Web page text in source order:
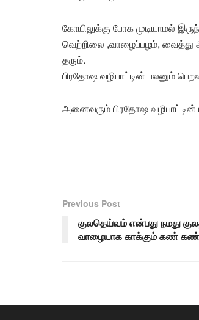
கோயிலுக்கு போக முடியாமல்
வெற்றிலை ,வாழைப்பழம், வைத்து
தரும்.
பிரதோஷ வழிபாட்டின் பலனும்
அனைவரும் பிரதோஷ
Previous Post
குலதெய்வம் என்பது நமது
வாழையாக காக்கும் கண்